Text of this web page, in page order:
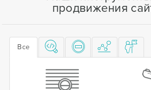
продвижения
Все